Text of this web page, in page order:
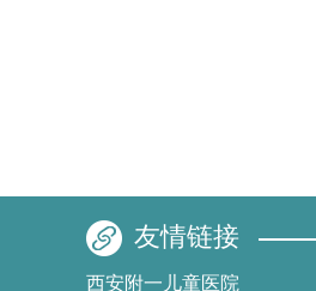
友情链接
西安附一儿童医院